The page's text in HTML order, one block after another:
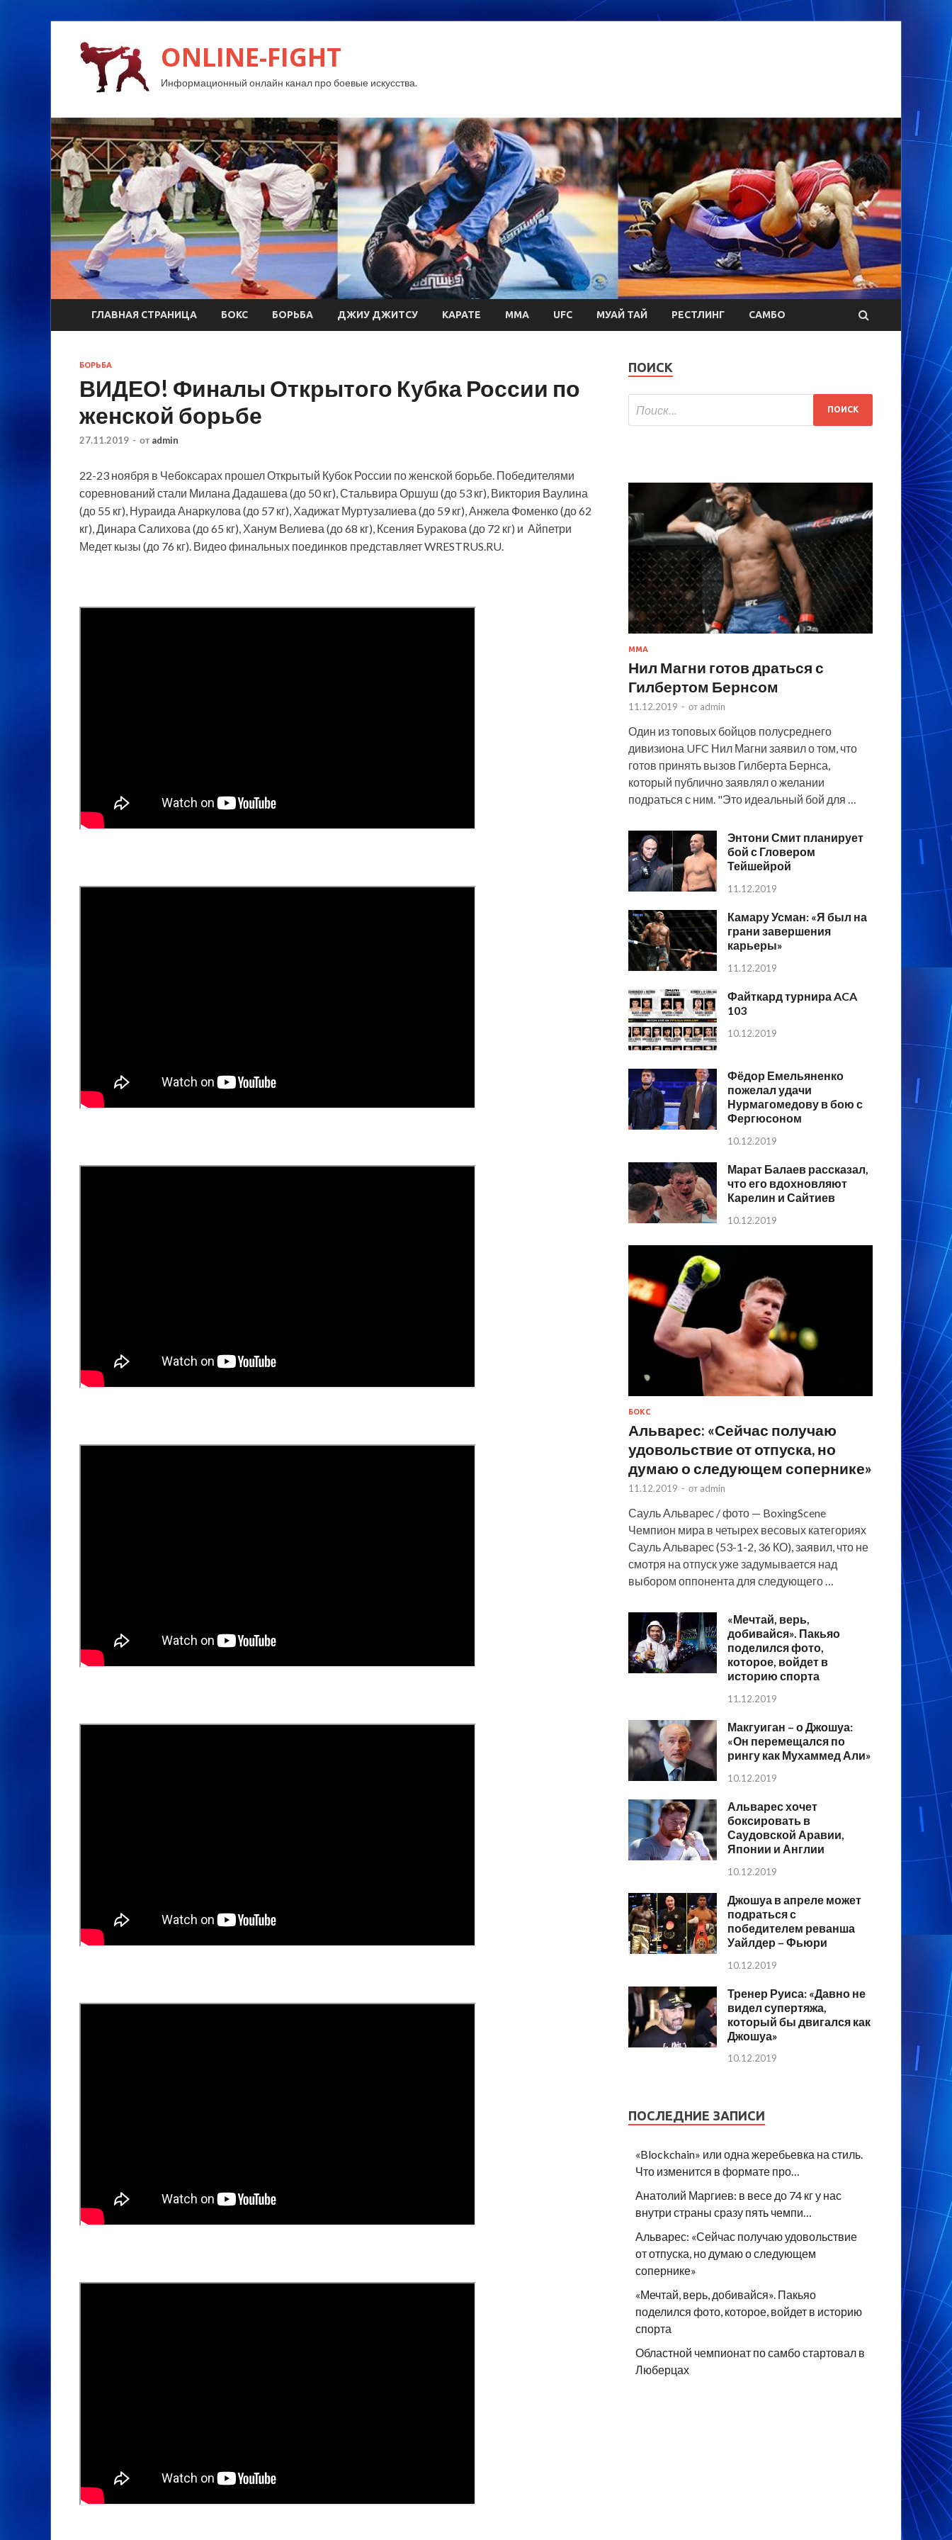
ONLINE-FIGHT
Информационный онлайн канал про боевые искусства.
ГЛАВНАЯ СТРАНИЦА БОКС БОРЬБА ДЖИУ ДЖИТСУ КАРАТЕ MMA UFC МУАЙ ТАЙ РЕСТЛИНГ САМБО
БОРЬБА
ВИДЕО! Финалы Открытого Кубка России по
женской борьбе
27.11.2019 - от admin
22-23 ноября в Чебоксарах прошел Открытый Кубок России по женской борьбе. Победителями
соревнований стали Милана Дадашева (до 50 кг), Стальвира Оршуш (до 53 кг), Виктория Ваулина
(до 55 кг), Нураида Анаркулова (до 57 кг), Хадижат Муртузалиева (до 59 кг), Анжела Фоменко (до 62
кг), Динара Салихова (до 65 кг), Ханум Велиева (до 68 кг), Ксения Буракова (до 72 кг) и Айпетри
Медет кызы (до 76 кг). Видео финальных поединков представляет WRESTRUS.RU.
ПОИСК
MMA
Нил Магни готов драться с
Гилбертом Бернсом
11.12.2019 - от admin
Один из топовых бойцов полусреднего
дивизиона UFC Нил Магни заявил о том, что
готов принять вызов Гилберта Бернса,
который публично заявлял о желании
подраться с ним. "Это идеальный бой для …
Энтони Смит планирует
бой с Гловером
Тейшейрой
11.12.2019
Камару Усман: «Я был на
грани завершения
карьеры»
11.12.2019
Файткард турнира ACA
103
10.12.2019
Фёдор Емельяненко
пожелал удачи
Нурмагомедову в бою с
Фергюсоном
10.12.2019
Марат Балаев рассказал,
что его вдохновляют
Карелин и Сайтиев
10.12.2019
БОКС
Альварес: «Сейчас получаю
удовольствие от отпуска, но
думаю о следующем сопернике»
11.12.2019 - от admin
Сауль Альварес / фото — BoxingScene
Чемпион мира в четырех весовых категориях
Сауль Альварес (53-1-2, 36 КО), заявил, что не
смотря на отпуск уже задумывается над
выбором оппонента для следующего …
«Мечтай, верь,
добивайся». Пакьяо
поделился фото,
которое, войдет в
историю спорта
11.12.2019
Макгуиган – о Джошуа:
«Он перемещался по
рингу как Мухаммед Али»
10.12.2019
Альварес хочет
боксировать в
Саудовской Аравии,
Японии и Англии
10.12.2019
Джошуа в апреле может
подраться с
победителем реванша
Уайлдер – Фьюри
10.12.2019
Тренер Руиса: «Давно не
видел супертяжа,
который бы двигался как
Джошуа»
10.12.2019
ПОСЛЕДНИЕ ЗАПИСИ
«Blockchain» или одна жеребьевка на стиль.
Что изменится в формате про…
Анатолий Маргиев: в весе до 74 кг у нас
внутри страны сразу пять чемпи…
Альварес: «Сейчас получаю удовольствие
от отпуска, но думаю о следующем
сопернике»
«Мечтай, верь, добивайся». Пакьяо
поделился фото, которое, войдет в историю
спорта
Областной чемпионат по самбо стартовал в
Люберцах